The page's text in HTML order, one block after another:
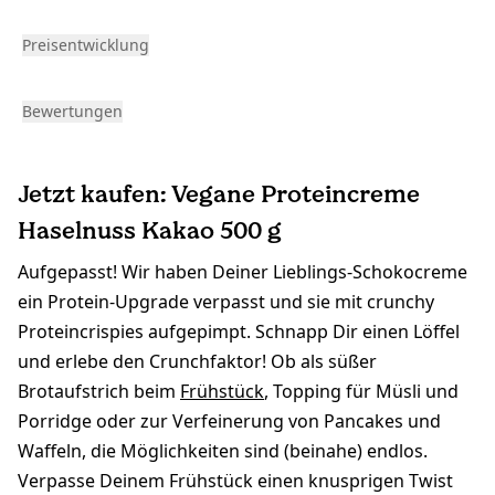
Preisentwicklung
Bewertungen
Jetzt kaufen: Vegane Proteincreme
Haselnuss Kakao 500 g
Aufgepasst! Wir haben Deiner Lieblings-Schokocreme
ein Protein-Upgrade verpasst und sie mit crunchy
Proteincrispies aufgepimpt. Schnapp Dir einen Löffel
und erlebe den Crunchfaktor! Ob als süßer
Brotaufstrich beim Frühstück, Topping für Müsli und
Porridge oder zur Verfeinerung von Pancakes und
Waffeln, die Möglichkeiten sind (beinahe) endlos.
Verpasse Deinem Frühstück einen knusprigen Twist